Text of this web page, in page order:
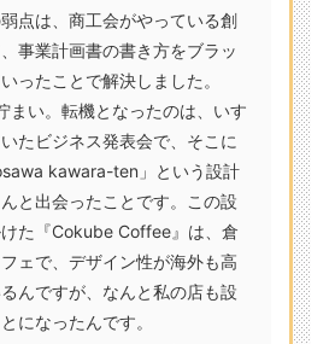
点は、商工会がやっている創
事業計画書の書き方をブラッ
ったことで解決しました。
まい。転機となったのは、いす
たビジネス発表会で、そこに
kawara-ten」という設計
と出会ったことです。この設
た『Cokube Coffee』は、倉
ェで、デザイン性が海外も高
んですが、なんと私の店も設
になったんです。